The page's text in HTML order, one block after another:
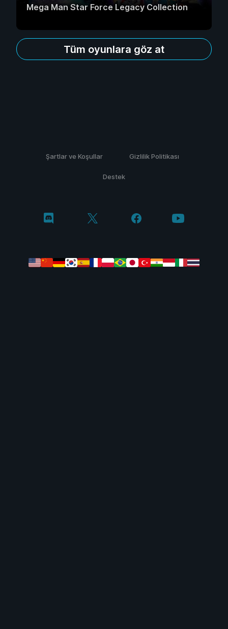
Mega Man Star Force Legacy Collection
Tüm oyunlara göz at
Şartlar ve Koşullar Gizlilik Politikası
Destek